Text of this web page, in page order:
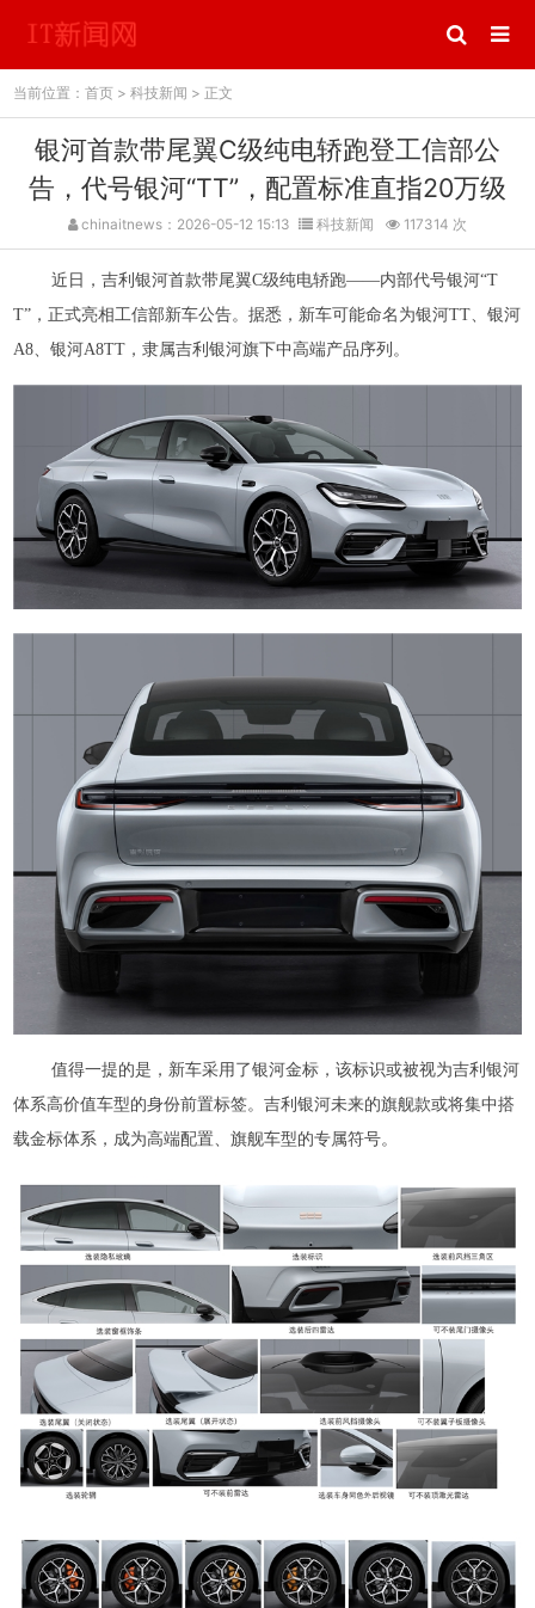
当前位置： 首页> 科技新闻 > 正文
银河首款带尾翼C级纯电轿跑登工信部公
告，代号银河“TT”，配置标准直指20万级
chinaitnews：2026-05-12 15:13 科技新闻 117314 次
近日，吉利银河首款带尾翼C级纯电轿跑——内部代号银河“T
T”，正式亮相工信部新车公告。据悉，新车可能命名为银河TT、银河
A8、银河A8TT，隶属吉利银河旗下中高端产品序列。
值得一提的是，新车采用了银河金标，该标识或被视为吉利银河
体系高价值车型的身份前置标签。吉利银河未来的旗舰款或将集中搭
载金标体系，成为高端配置、旗舰车型的专属符号。